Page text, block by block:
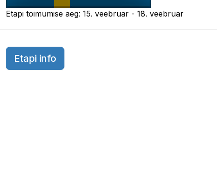
Etapi toimumise aeg: 15. veebruar - 18. veebruar
Etapi info